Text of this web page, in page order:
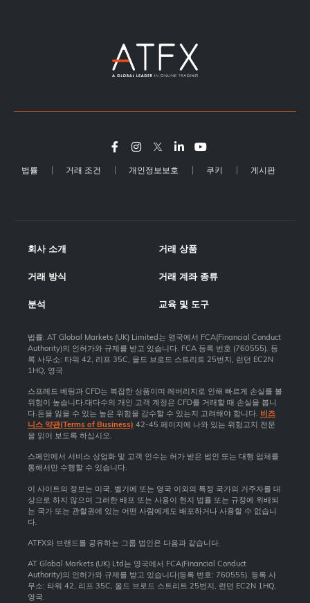
법률 거래 조건 개인정보보호 쿠키 게시판
회사 소개 거래 상품
거래 방식 거래 계좌 종류
분석 교육 및 도구
법률: AT Global Markets (UK) Limited는 영국에서 FCA(Financial Conduct
Authority)의 인허가와 규제를 받고 있습니다. FCA 등록 번호 (760555). 등
록 사무소: 타워 42, 리프 35C, 올드 브로드 스트리트 25번지, 런던 EC2N
1HQ, 영국
스프레드 베팅과 CFD는 복잡한 상품이며 레버리지로 인해 빠르게 손실를 볼
위험이 높습니다.대다수의 개인 고객 계정은 CFD를 거래할 때 손실을 봅니
다.돈을 잃을 수 있는 높은 위험을 감수할 수 있는지 고려해야 합니다. 비즈
니스 약관(Terms of Business) 42-45 페이지에 나와 있는 위험고지 전문
을 읽어 보도록 하십시오.
스페인에서 서비스 상업화 및 고객 인수는 허가 받은 법인 또는 대행 업체를
통해서만 수행할 수 있습니다.
이 사이트의 정보는 미국, 벨기에 또는 영국 이외의 특정 국가의 거주자를 대
상으로 하지 않으며 그러한 배포 또는 사용이 현지 법률 또는 규정에 위배되
는 국가 또는 관할권에 있는 어떤 사람에게도 배포하거나 사용할 수 없습니
다.
ATFX와 브랜드를 공유하는 그룹 법인은 다음과 같습니다.
AT Global Markets (UK) Ltd는 영국에서 FCA(Financial Conduct
Authority)의 인허가와 규제를 받고 있습니다(등록 번호: 760555). 등록 사
무소: 타워 42, 리프 35C, 올드 브로드 스트리트 25번지, 런던 EC2N 1HQ,
영국.